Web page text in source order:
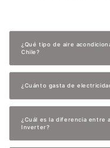
¿Qué tipo de aire
Chile?
¿Cuánto gasta de
¿Cuál es la diferencia entre
Inverter?